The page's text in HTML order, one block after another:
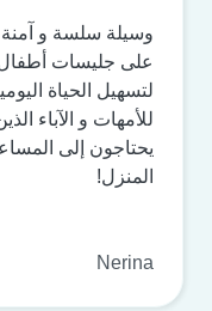
وسيلة سلسة و آمنة
على جليسات
لتسهيل الحياة
للأمهات و الآباء
يحتاجون إلى
المنزل!
Nerina